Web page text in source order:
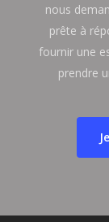
nous
prête à
fournir une
prendre